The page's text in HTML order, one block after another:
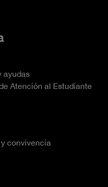
ayudas
Atención al Estudiante
convivencia